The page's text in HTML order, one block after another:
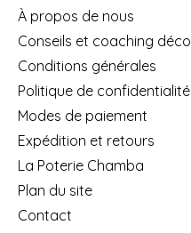
À propos de nous
Conseils et coaching déco
Conditions générales
Politique de confidentialité
Modes de paiement
Expédition et retours
La Poterie Chamba
Plan du site
Contact